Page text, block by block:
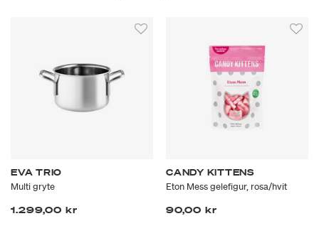
EVA TRIO
Multi gryte
1.299,00 kr
CANDY KITTENS
Eton Mess gelefigur, rosa/hvit
90,00 kr